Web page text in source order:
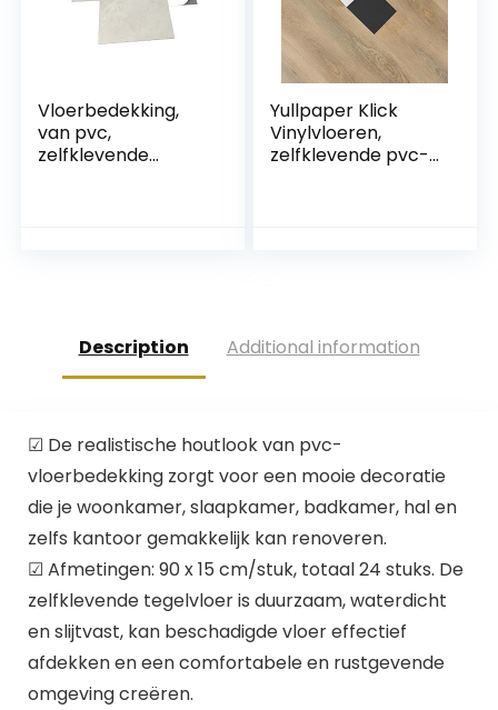
Vloerbedekking,
van pvc,
zelfklevende
Yullpaper Klick
Vinylvloeren,
zelfklevende pvc-
waterdicht,
Description Additional information
☑ De realistische houtlook van pvc-
vloerbedekking zorgt voor een mooie decoratie
die je woonkamer, slaapkamer, badkamer, hal en
zelfs kantoor gemakkelijk kan renoveren.
☑ Afmetingen: 90 x 15 cm/stuk, totaal 24 stuks. De
zelfklevende tegelvloer is duurzaam, waterdicht
en slijtvast, kan beschadigde vloer effectief
afdekken en een comfortabele en rustgevende
omgeving creëren.